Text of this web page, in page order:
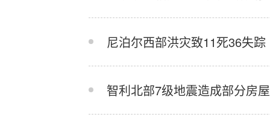
尼泊尔西部洪灾致11死36失踪
智利北部7级地震造成部分房